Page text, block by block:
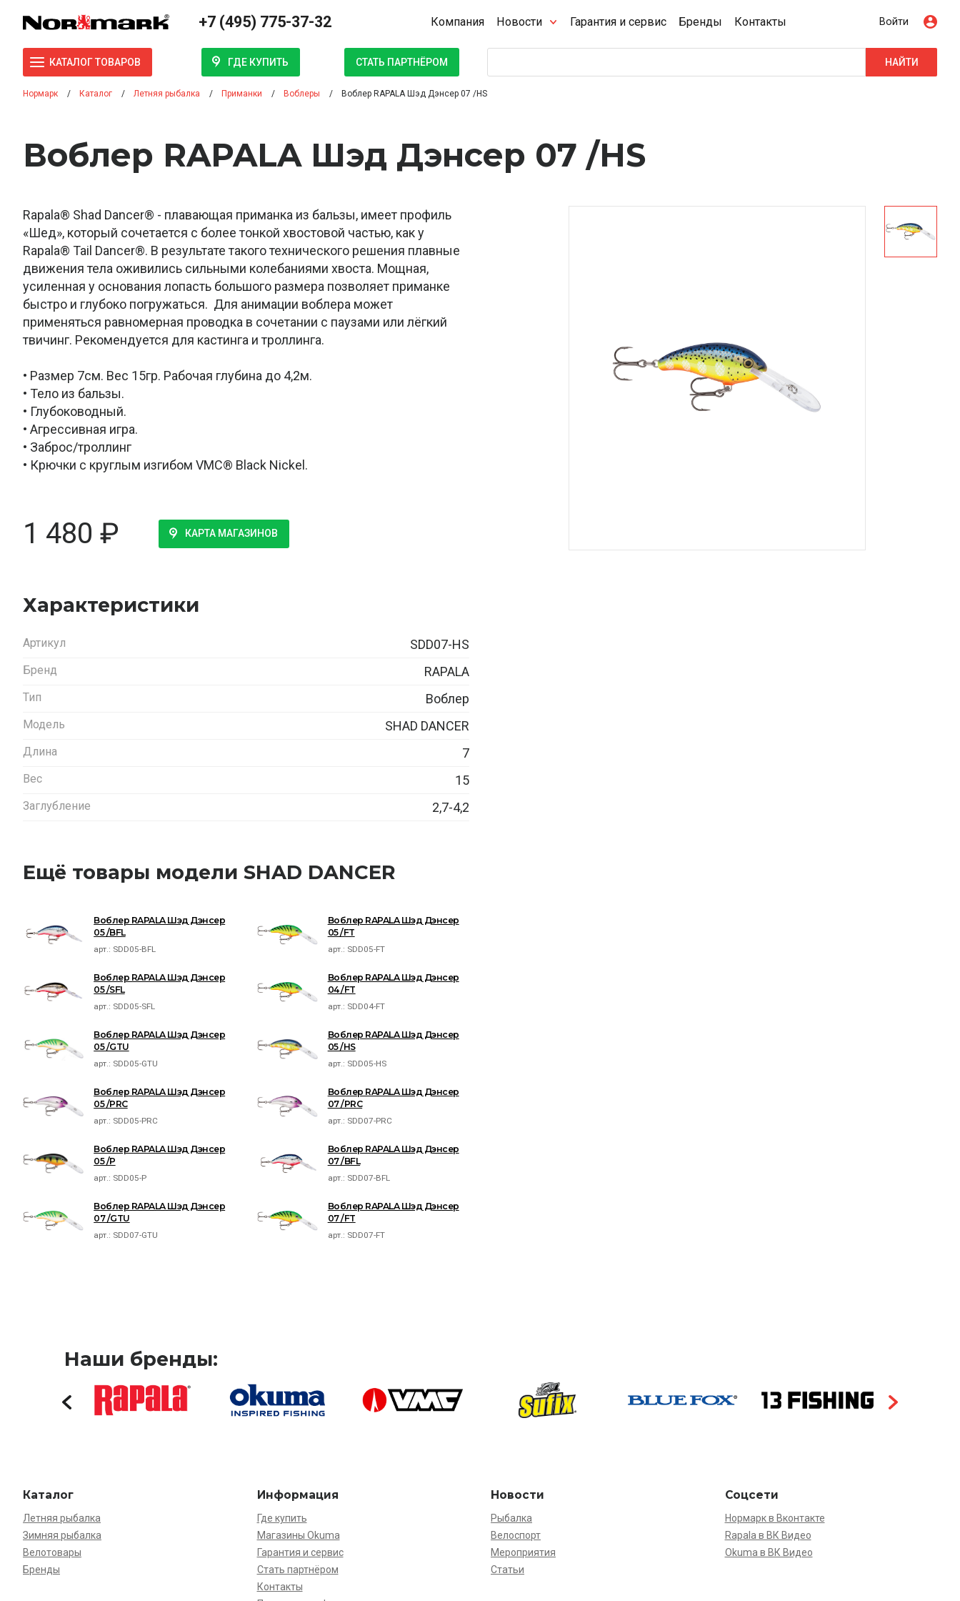
+7 (495) 775-37-32 Компания Новости Гарантия и сервис Бренды Контакты Войти
КАТАЛОГ ТОВАРОВ ГДЕ КУПИТЬ СТАТЬ ПАРТНЁРОМ НАЙТИ
Нормарк Каталог Летняя рыбалка Приманки Воблеры Воблер RAPALA Шэд Дэнсер 07 /HS
Воблер RAPALA Шэд Дэнсер 07 /HS
Rapala® Shad Dancer® - плавающая приманка из бальзы, имеет профиль
«Шед», который сочетается с более тонкой хвостовой частью, как у
Rapala® Tail Dancer®. В результате такого технического решения плавные
движения тела оживились сильными колебаниями хвоста. Мощная,
усиленная у основания лопасть большого размера позволяет приманке
быстро и глубоко погружаться. Для анимации воблера может
применяться равномерная проводка в сочетании с паузами или лёгкий
твичинг. Рекомендуется для кастинга и троллинга.
• Размер 7см. Вес 15гр. Рабочая глубина до 4,2м.
• Тело из бальзы.
• Глубоководный.
• Агрессивная игра.
• Заброс/троллинг
• Крючки с круглым изгибом VMC® Black Nickel.
1 480 ₽ КАРТА МАГАЗИНОВ
Характеристики
Артикул SDD07-HS
Бренд RAPALA
Тип Воблер
Модель SHAD DANCER
Длина 7
Вес 15
Заглубление 2,7-4,2
Ещё товары модели SHAD DANCER
Воблер RAPALA Шэд Дэнсер
05 /BFL
арт.: SDD05-BFL
Воблер RAPALA Шэд Дэнсер
05 /FT
арт.: SDD05-FT
Воблер RAPALA Шэд Дэнсер
05 /SFL
арт.: SDD05-SFL
Воблер RAPALA Шэд Дэнсер
04 /FT
арт.: SDD04-FT
Воблер RAPALA Шэд Дэнсер
05 /GTU
арт.: SDD05-GTU
Воблер RAPALA Шэд Дэнсер
05 /HS
арт.: SDD05-HS
Воблер RAPALA Шэд Дэнсер
05 /PRC
арт.: SDD05-PRC
Воблер RAPALA Шэд Дэнсер
07 /PRC
арт.: SDD07-PRC
Воблер RAPALA Шэд Дэнсер
05 /P
арт.: SDD05-P
Воблер RAPALA Шэд Дэнсер
07 /BFL
арт.: SDD07-BFL
Воблер RAPALA Шэд Дэнсер
07 /GTU
арт.: SDD07-GTU
Воблер RAPALA Шэд Дэнсер
07 /FT
арт.: SDD07-FT
Наши бренды:
Каталог
Летняя рыбалка
Зимняя рыбалка
Велотовары
Бренды
Информация
Где купить
Магазины Okuma
Гарантия и сервис
Стать партнёром
Контакты
Новости
Рыбалка
Велоспорт
Мероприятия
Статьи
Соцсети
Нормарк в Вконтакте
Rapala в ВК Видео
Okuma в ВК Видео